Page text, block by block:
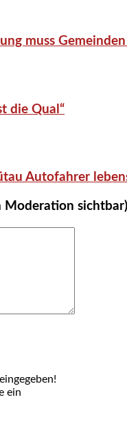
muss
die Qual“
Autofahrer
Moderation sichtbar)
ein